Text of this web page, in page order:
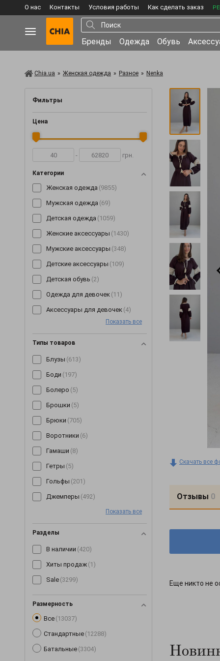
О нас Контакты Условия работы Как сделать заказ
Бренды Одежда Обувь
Chia.ua » Женская одежда » Разное » Nenka
Фильтры
Цена
- грн.
Категории
Женская одежда (9855)
Мужская одежда (69)
Детская одежда (1059)
Женские аксессуары (1430)
Мужские аксессуары (348)
Детские аксессуары (109)
Детская обувь (2)
Одежда для девочек (11)
Аксессуары для девочек (4)
Показать все
Типы товаров
Блузы (613)
Боди (197)
Болеро (5)
Брошки (5)
Брюки (705)
Воротники (6)
Гамаши (8)
Гетры (5)
Гольфы (201)
Джемперы (492)
Кепки(190)
Комбинезоны
Комплекты(268)
Корсеты(63)
Показать все
Разделы
В наличии (420)
Хиты продаж (1)
Sale (3299)
Размерность
Все (13037)
Стандартные (12288)
Батальные (3304)
Скачать все
Отзывы 0
Еще никто не